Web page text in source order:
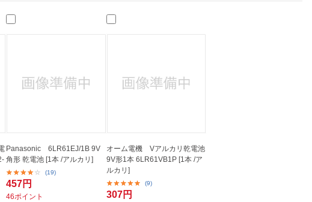
Panasonic 6LR61EJ/1B 9V
角形 乾電池 [1本 /アルカリ]
(19)
457円
46ポイント
オーム電機 Vアルカリ乾電池
9V形1本 6LR61VB1P [1本 /ア
ルカリ]
(9)
307円